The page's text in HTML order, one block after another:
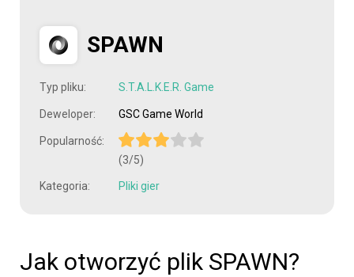
SPAWN
Typ pliku: S.T.A.L.K.E.R. Game
Deweloper: GSC Game World
Popularność:
(3/5)
Kategoria: Pliki gier
Jak otworzyć plik SPAWN?